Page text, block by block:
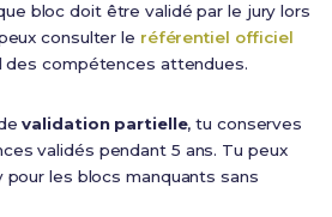
bloc doit être validé par le jury lors
consulter le référentiel officiel
des compétences attendues.
validation partielle, tu conserves
validés pendant 5 ans. Tu peux
les blocs manquants sans